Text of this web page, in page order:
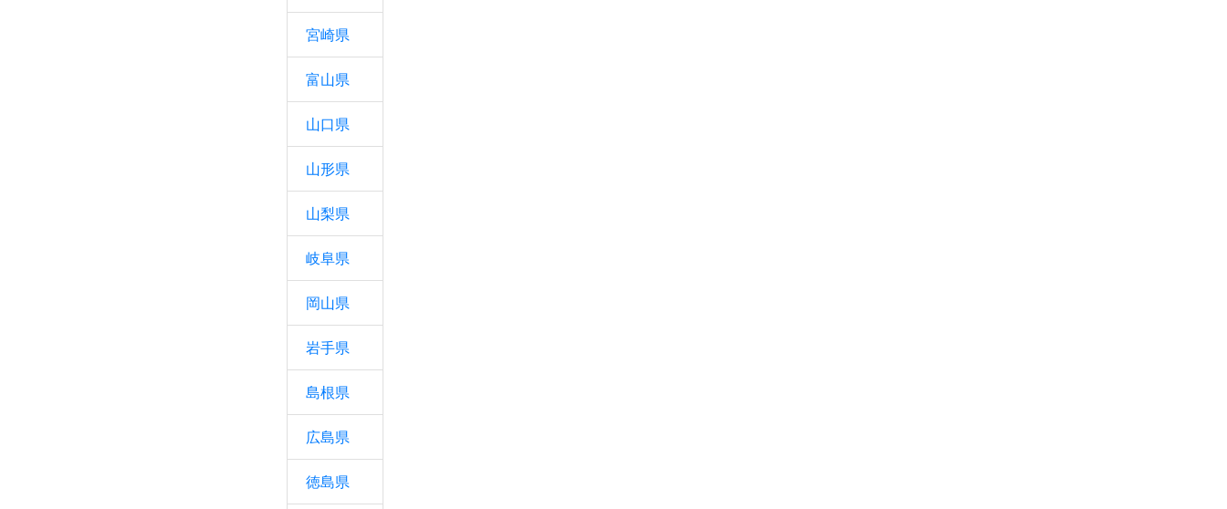
宮崎県
富山県
山口県
山形県
山梨県
岐阜県
岡山県
岩手県
島根県
広島県
徳島県